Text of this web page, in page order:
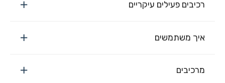
רכיבים פעילים עיקריים
איך משתמשים
מרכיבים